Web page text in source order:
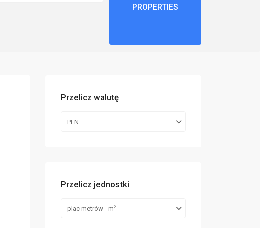
Przelicz walutę
PLN
Przelicz jednostki
plac metrów - m2